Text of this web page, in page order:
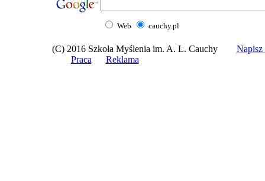
Web cauchy.pl
(C) 2016 Szkoła Myślenia im. A. L. Cauchy
Praca
Reklama